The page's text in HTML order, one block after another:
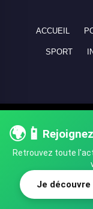
SHARE
🌍📱
Retrouvez toute
Je découvre
ACCUEIL
SPORT